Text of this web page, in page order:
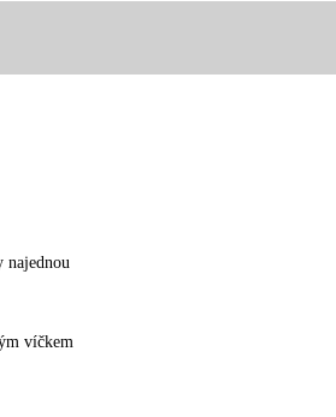
najednou
víčkem